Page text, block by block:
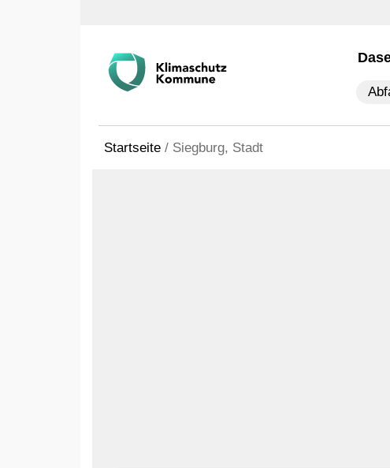
Startseite / Siegburg, Stadt